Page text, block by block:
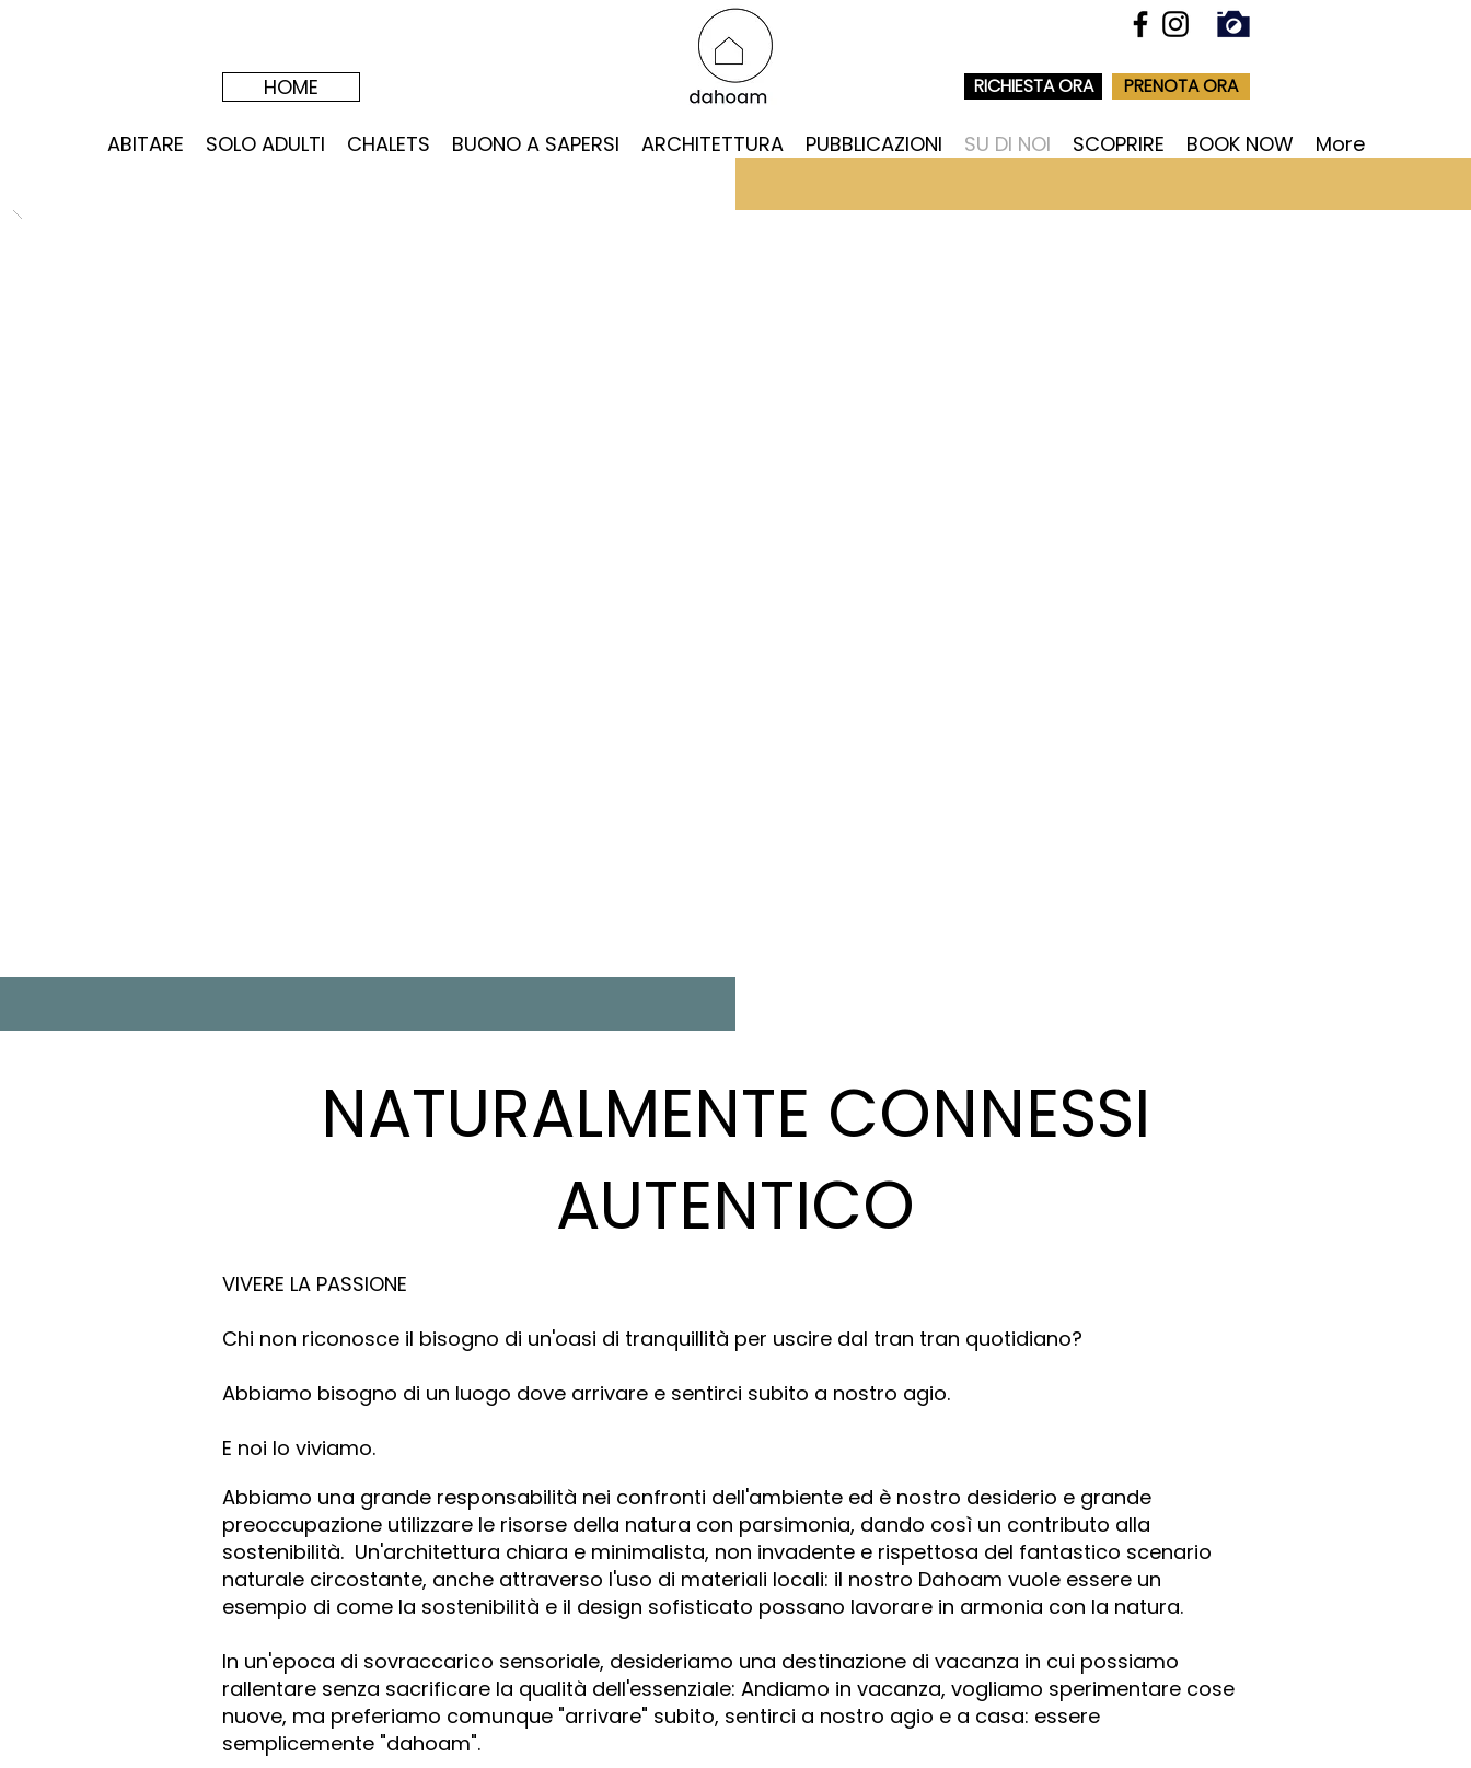
HOME RICHIESTA ORA PRENOTA ORA
ABITARE SOLO ADULTI CHALETS BUONO A SAPERSI ARCHITETTURA PUBBLICAZIONI SU DI NOI SCOPRIRE BOOK NOW More
NATURALMENTE CONNESSI
AUTENTICO
VIVERE LA PASSIONE
Chi non riconosce il bisogno di un'oasi di tranquillità per uscire dal tran tran quotidiano?
Abbiamo bisogno di un luogo dove arrivare e sentirci subito a nostro agio.
E noi lo viviamo.
Abbiamo una grande responsabilità nei confronti dell'ambiente ed è nostro desiderio e grande
preoccupazione utilizzare le risorse della natura con parsimonia, dando così un contributo alla
sostenibilità. Un'architettura chiara e minimalista, non invadente e rispettosa del fantastico scenario
naturale circostante, anche attraverso l'uso di materiali locali: il nostro Dahoam vuole essere un
esempio di come la sostenibilità e il design sofisticato possano lavorare in armonia con la natura.
In un'epoca di sovraccarico sensoriale, desideriamo una destinazione di vacanza in cui possiamo
rallentare senza sacrificare la qualità dell'essenziale: Andiamo in vacanza, vogliamo sperimentare cose
nuove, ma preferiamo comunque "arrivare" subito, sentirci a nostro agio e a casa: essere
semplicemente "dahoam".